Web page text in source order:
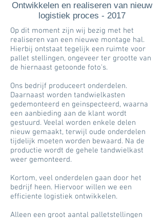
Ontwikkelen en realiseren van nieuw
logistiek proces - 2017
Op dit moment zijn wij bezig met het
realiseren van een nieuwe montage hal.
Hierbij ontstaat tegelijk een ruimte voor
pallet stellingen, ongeveer ter grootte van
de hiernaast getoonde foto's.
Ons bedrijf produceert onderdelen.
Daarnaast worden tandwielkasten
gedemonteerd en geinspecteerd, waarna
een aanbieding aan de klant wordt
gestuurd. Veelal worden enkele delen
nieuw gemaakt, terwijl oude onderdelen
tijdelijk moeten worden bewaard. Na de
productie wordt de gehele tandwielkast
weer gemonteerd.
Kortom, veel onderdelen gaan door het
bedrijf heen. Hiervoor willen we een
efficiente logistiek ontwikkelen.
Alleen een groot aantal palletstellingen